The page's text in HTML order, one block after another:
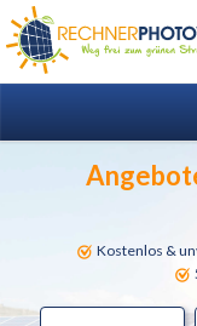
Kostenlos &